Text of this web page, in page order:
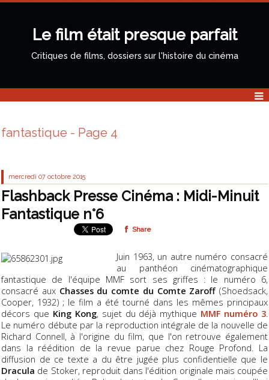
Le film était presque parfait
Critiques de films, dossiers sur l'histoire du cinéma
fantastique - Page 4
mercredi 07 octobre 2015
Flashback Presse Cinéma : Midi-Minuit
Fantastique n°6
Share
Juin 1963, un autre numéro consacré
au panthéon cinématographique
fantastique de l'équipe MMF sort ses griffes : le numéro 6,
consacré aux Chasses du comte du Comte Zaroff (Shoedsack,
Cooper, 1932) ; le film a été tourné dans les mêmes principaux
décors que King Kong, sujet du déjà mythique MMF numéro 3.
Le numéro débute par la reproduction intégrale de la nouvelle de
Richard Connell, à l'origine du film, que l'on retrouve également
dans la réédition de la revue parue chez Rouge Profond. La
diffusion de ce texte a du être jugée plus confidentielle que le
Dracula de Stoker, reproduit dans l'édition originale mais coupée